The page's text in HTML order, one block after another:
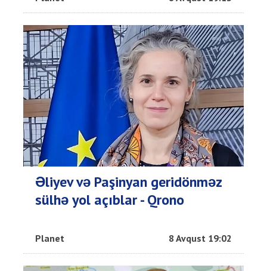
Əliyev və Paşinyan geridönməz
sülhə yol açıblar - Qrono
Planet 8 Avqust 19:02